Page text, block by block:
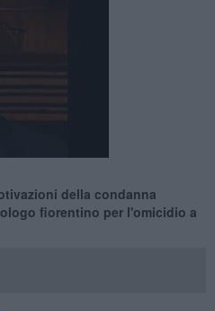
della condanna
fiorentino per l'omicidio a